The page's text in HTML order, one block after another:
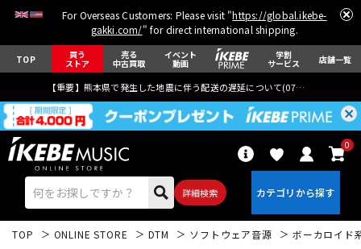
For Overseas Customers: Please visit "https://global.ikebe-
gakki.com/" for direct international shipping.
TOP 買う
ストア
売る
中古買取
イベント
動画
学割
サービス 店舗一覧
【重要】熊本県で発生した地震に伴う配送の遅延について(07月29日
詳細検索
0
TOP ONLINE STORE DTM ソフトウェア音源 ボーカロイド